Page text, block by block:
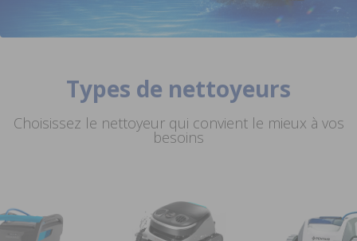
Types de nettoyeurs
Choisissez le nettoyeur qui convient le mieux à vos
besoins